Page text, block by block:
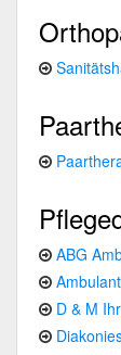
ABG
D & M